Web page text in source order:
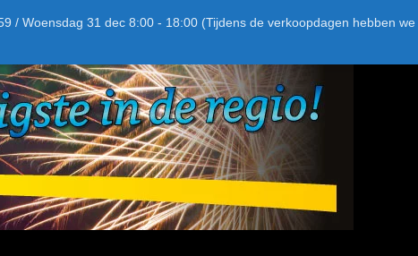
/ Woensdag 31 dec 8:00 - 18:00 (Tijdens de verkoopdagen hebben we